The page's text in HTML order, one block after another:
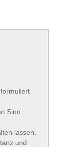
Sinn
lassen.
und